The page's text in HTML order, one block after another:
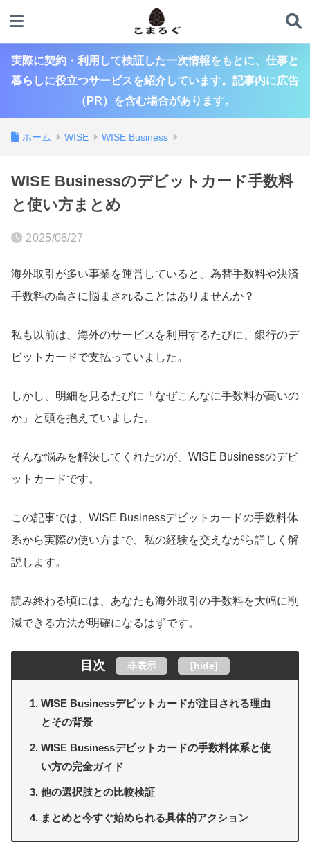
実際に契約・利用して検証した一次情報をもとに、仕事と
暮らしに役立つサービスを紹介しています。記事内に広告
（PR）を含む場合があります。
ホーム WISE WISE Business
WISE Businessのデビットカード手数料
と使い方まとめ
2025/06/27
海外取引が多い事業を運営していると、為替手数料や決済
手数料の高さに悩まされることはありませんか？
私も以前は、海外のサービスを利用するたびに、銀行のデ
ビットカードで支払っていました。
しかし、明細を見るたびに「なぜこんなに手数料が高いの
か」と頭を抱えていました。
そんな悩みを解決してくれたのが、WISE Businessのデビ
ットカードです。
この記事では、WISE Businessデビットカードの手数料体
系から実際の使い方まで、私の経験を交えながら詳しく解
説します。
読み終わる頃には、あなたも海外取引の手数料を大幅に削
減できる方法が明確になるはずです。
目次 非表示 [hide]
WISE Businessデビットカードが注目される理由
とその背景
WISE Businessデビットカードの手数料体系と使
い方の完全ガイド
他の選択肢との比較検証
まとめと今すぐ始められる具体的アクション